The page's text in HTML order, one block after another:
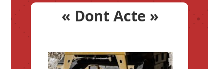
« Dont Acte »